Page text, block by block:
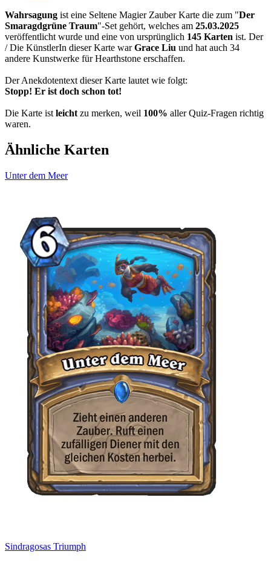
Wahrsagung ist eine Seltene Magier Zauber Karte die zum "Der
Smaragdgrüne Traum"-Set gehört, welches am 25.03.2025
veröffentlicht wurde und eine von ursprünglich 145 Karten ist. Der
/ Die KünstlerIn dieser Karte warGrace Liu und hat auch 34
andere Kunstwerke für Hearthstone erschaffen.
Der Anekdotentext dieser Karte lautet wie folgt:
Stopp! Er ist doch schon tot!
Die Karte ist leicht zu merken, weil 100% aller Quiz-Fragen richtig
waren.
Ähnliche Karten
Unter dem Meer
Sindragosas Triumph